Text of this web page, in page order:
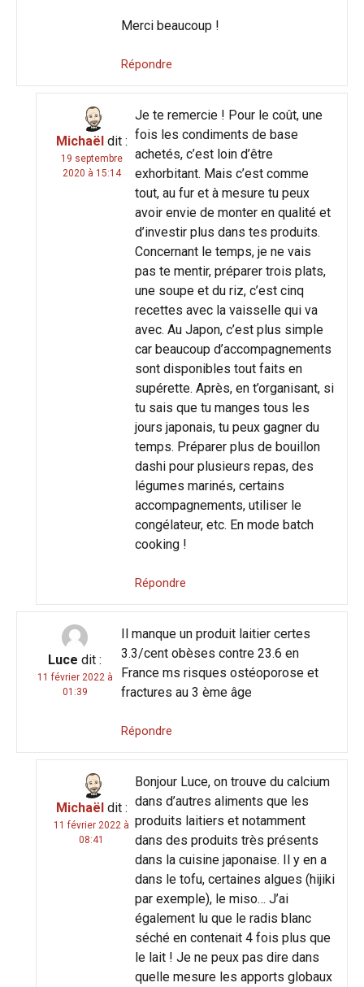
Merci beaucoup !
Répondre
Michaël dit :
19 septembre
2020 à 15:14
Je te remercie ! Pour le coût, une
fois les condiments de base
achetés, c’est loin d’être
exhorbitant. Mais c’est comme
tout, au fur et à mesure tu peux
avoir envie de monter en qualité et
d’investir plus dans tes produits.
Concernant le temps, je ne vais
pas te mentir, préparer trois plats,
une soupe et du riz, c’est cinq
recettes avec la vaisselle qui va
avec. Au Japon, c’est plus simple
car beaucoup d’accompagnements
sont disponibles tout faits en
supérette. Après, en t’organisant, si
tu sais que tu manges tous les
jours japonais, tu peux gagner du
temps. Préparer plus de bouillon
dashi pour plusieurs repas, des
légumes marinés, certains
accompagnements, utiliser le
congélateur, etc. En mode batch
cooking !
Répondre
Luce dit :
11 février 2022 à
01:39
Il manque un produit laitier certes
3.3/cent obèses contre 23.6 en
France ms risques ostéoporose et
fractures au 3 ème âge
Répondre
Michaël dit :
11 février 2022 à
08:41
Bonjour Luce, on trouve du calcium
dans d’autres aliments que les
produits laitiers et notamment
dans des produits très présents
dans la cuisine japonaise. Il y en a
dans le tofu, certaines algues (hijiki
par exemple), le miso… J’ai
également lu que le radis blanc
séché en contenait 4 fois plus que
le lait ! Je ne peux pas dire dans
quelle mesure les apports globaux